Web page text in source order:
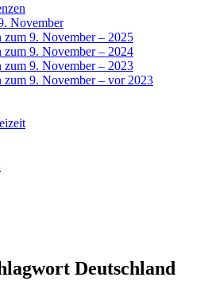
November
zum 9. November – 2025
zum 9. November – 2024
zum 9. November – 2023
zum 9. November – vor 2023
Deutschland